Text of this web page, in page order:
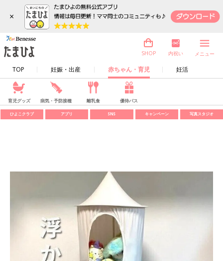
×
TOP 妊娠・出産 赤ちゃん・育児 妊活
SHOP 内祝い メニュー
育児グッズ 病気・予防接種 離乳食 優待パス
ひよこクラブ アプリ SNS キャンペーン 写真スタジオ